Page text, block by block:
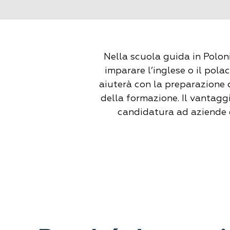
Nella scuola guida in
imparare l’inglese o il
aiuterà con la
della formazione. Il
candidatura ad aziende